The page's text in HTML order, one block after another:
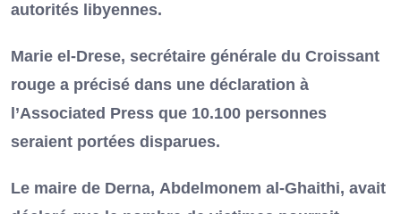
autorités libyennes.
Marie el-Drese, secrétaire générale du Croissant
rouge a précisé dans une déclaration à
l’Associated Press que 10.100 personnes
seraient portées disparues.
Le maire de Derna, Abdelmonem al-Ghaithi, avait